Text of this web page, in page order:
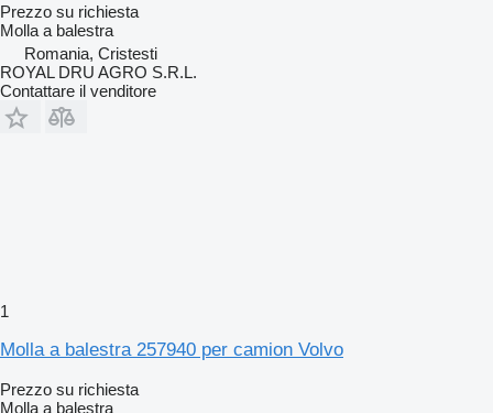
Prezzo su richiesta
Molla a balestra
Romania, Cristesti
ROYAL DRU AGRO S.R.L.
Contattare il venditore
1
Molla a balestra 257940 per camion Volvo
Prezzo su richiesta
Molla a balestra